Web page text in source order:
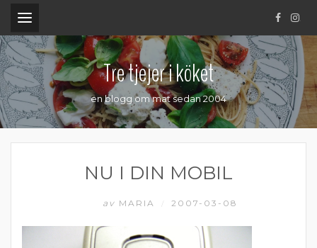
.
Tre tjejer i köket
en blogg om mat sedan 2004
NU I DIN MOBIL
av MARIA 2007-03-08